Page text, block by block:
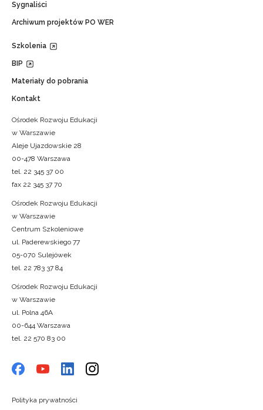
Sygnaliści
Archiwum projektów PO WER
Szkolenia
BIP
Materiały do pobrania
Kontakt
Ośrodek Rozwoju Edukacji
w Warszawie
Aleje Ujazdowskie 28
00-478 Warszawa
tel. 22 345 37 00
fax 22 345 37 70
Ośrodek Rozwoju Edukacji
w Warszawie
Centrum Szkoleniowe
ul. Paderewskiego 77
05-070 Sulejówek
tel. 22 783 37 84
Ośrodek Rozwoju Edukacji
w Warszawie
ul. Polna 46A
00-644 Warszawa
tel. 22 570 83 00
Polityka prywatności